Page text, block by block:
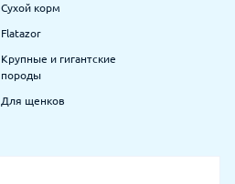
Сухой корм
Flatazor
Крупные и гигантские
породы
Для щенков